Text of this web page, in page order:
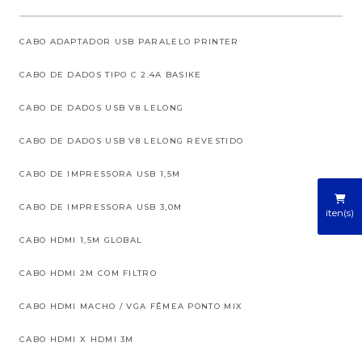
iten(s)
CABO ADAPTADOR USB PARALELO PRINTER
CABO DE DADOS TIPO C 2.4A BASIKE
CABO DE DADOS USB V8 LELONG
CABO DE DADOS USB V8 LELONG REVESTIDO
CABO DE IMPRESSORA USB 1,5M
CABO DE IMPRESSORA USB 3,0M
CABO HDMI 1,5M GLOBAL
CABO HDMI 2M COM FILTRO
CABO HDMI MACHO / VGA FÊMEA PONTO MIX
CABO HDMI X HDMI 3M